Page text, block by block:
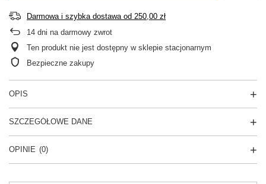
Darmowa i szybka dostawa od 250,00 zł
14 dni na darmowy zwrot
Ten produkt nie jest dostępny w sklepie stacjonarnym
Bezpieczne zakupy
OPIS
SZCZEGÓŁOWE DANE
OPINIE (0)